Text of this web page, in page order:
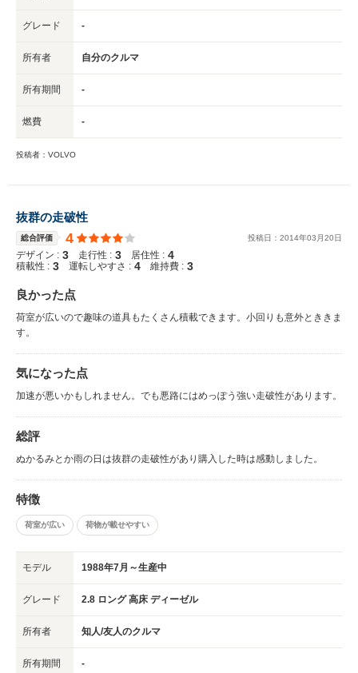
グレード -
所有者 自分のクルマ
所有期間 -
燃費 -
投稿者：VOLVO
抜群の走破性
総合評価 4 投稿日： 2014年03 月20日
デザイン : 3 走行性 : 3 居住性 : 4
積載性 : 3 運転しやすさ : 4 維持費 : 3
良かった点
荷室が広いので趣味の道具もたくさん積載できます。小回りも意外とききま
す。
気になった点
加速が悪いかもしれません。でも悪路にはめっぽう強い走破性があります。
総評
ぬかるみとか雨の日は抜群の走破性があり購入した時は感動しました。
特徴
荷室が広い 荷物が載せやすい
モデル 1988年7月～生産中
グレード 2.8 ロング 高床 ディーゼル
所有者 知人/友人のクルマ
所有期間 -